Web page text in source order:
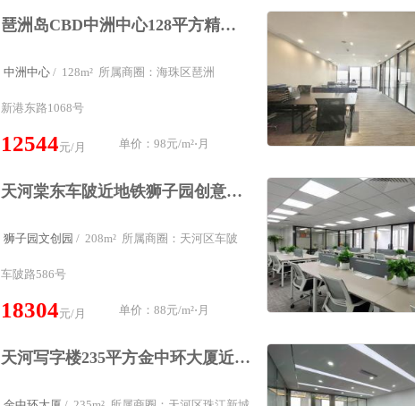
琶洲岛CBD中洲中心128平方精装修户型广州写字楼一线望江景观
中洲中心 / 128m² 所属商圈：海珠区琶洲
新港东路1068号
12544元/月 单价：98元/m²⋅月
天河棠东车陂近地铁狮子园创意园208平方精装修办公室可拎包入住
狮子园文创园 / 208m² 所属商圈：天河区车陂
车陂路586号
18304元/月 单价：88元/m²⋅月
天河写字楼235平方金中环大厦近地铁精装修办公室4隔间拎包入住